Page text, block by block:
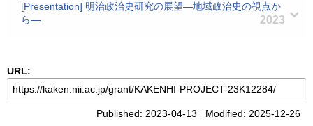
[Presentation] 明治政治史研究の展望―地域政治史の視点か
ら―
2023
URL:
Published: 2023-04-13 Modified: 2025-12-26